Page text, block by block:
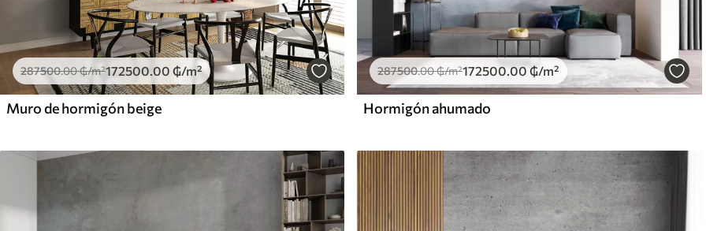
287500.00₲/m²172500 .00 ₲/m²
Muro de hormigón beige
287500.00₲/m²172500.00₲/m²
Hormigón ahumado